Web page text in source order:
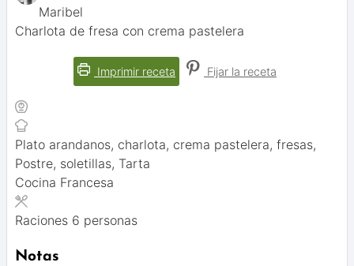
Maribel
Charlota de fresa con crema pastelera
Imprimir receta Fijar la receta
Plato arandanos, charlota, crema pastelera, fresas,
Postre, soletillas, Tarta
Cocina Francesa
Raciones 6 personas
Notas